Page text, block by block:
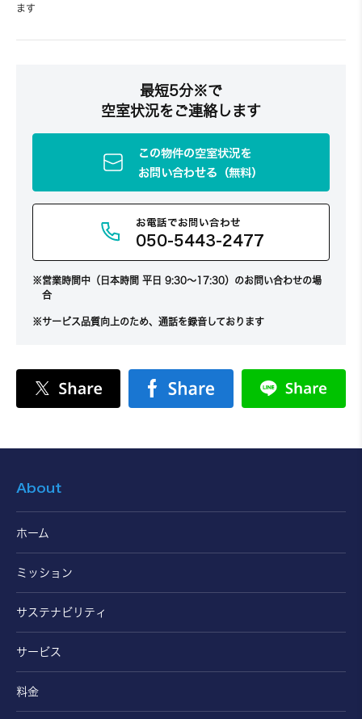
ます
最短5分※で
空室状況をご連絡します
この物件の空室状況を
お問い合わせる（無料）
お電話でお問い合わせ
050-5443-2477
営業時間中（日本時間 平日 9:30～17:30）のお問い合わせの場
合
サービス品質向上のため、通話を録音しております
About
ホーム
ミッション
サステナビリティ
サービス
料金